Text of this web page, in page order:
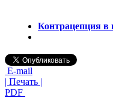
Контрацепция в
E-mail
| Печать |
PDF